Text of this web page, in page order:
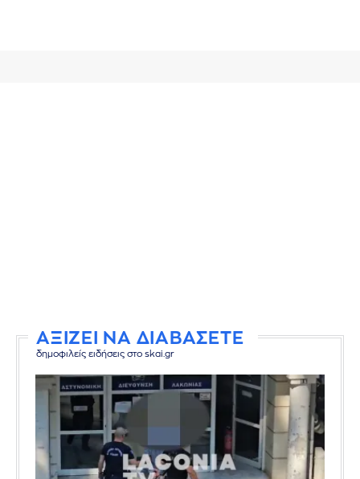
ΑΞΙΖΕΙ ΝΑ ΔΙΑΒΑΣΕΤΕ
δημοφιλείς ειδήσεις στο skai.gr